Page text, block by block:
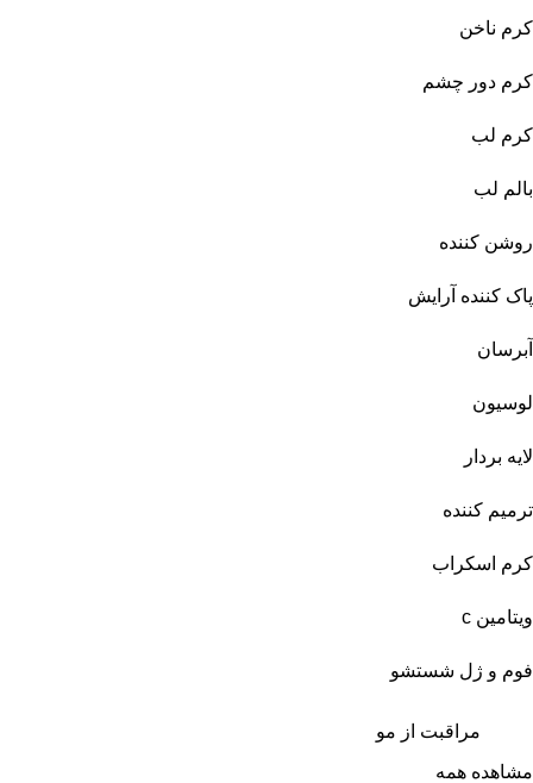
کرم ناخن
کرم دور چشم
کرم لب
بالم لب
روشن کننده
پاک کننده آرایش
آبرسان
لوسیون
لایه بردار
ترمیم کننده
کرم اسکراب
ویتامین c
فوم و ژل شستشو
مراقبت از مو
مشاهده همه